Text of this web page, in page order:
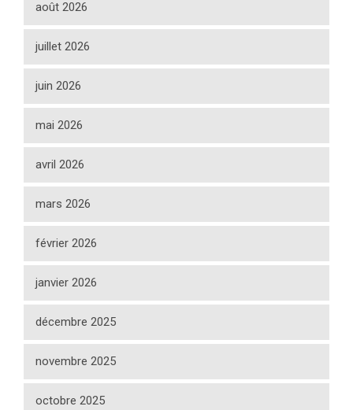
août 2026
juillet 2026
juin 2026
mai 2026
avril 2026
mars 2026
février 2026
janvier 2026
décembre 2025
novembre 2025
octobre 2025